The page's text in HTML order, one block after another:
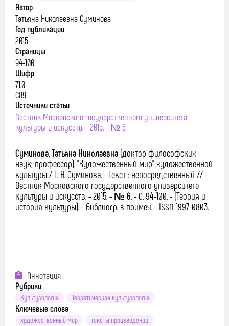
Автор
Татьяна Николаевна Суминова
Год публикации
2015
Страницы
94-100
Шифр
71.0
С89
Источники статьи
Вестник Московского государственного университета
культуры и искусств. - 2015. - № 6
Суминова, Татьяна Николаевна (доктор философских
наук; профессор)."Художественный мир" художественной
культуры / Т. Н. Суминова. - Текст : непосредственный //
Вестник Московского государственного университета
культуры и искусств. - 2015. - № 6. - С. 94-100. - (Теория и
история культуры). - Библиогр. в примеч. - ISSN 1997-0803.
Аннотация
Рубрики
Культурология Теоретическая культурология
Ключевые слова
художественный мир
тексты произведений